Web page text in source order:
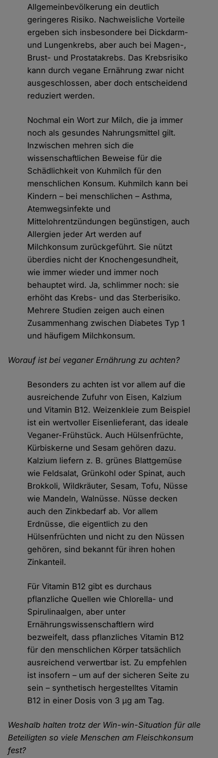
Allgemeinbevölkerung ein deutlich
geringeres Risiko. Nachweisliche Vorteile
ergeben sich insbesondere bei Dickdarm-
und Lungenkrebs, aber auch bei Magen-,
Brust- und Prostatakrebs. Das Krebsrisiko
kann durch vegane Ernährung zwar nicht
ausgeschlossen, aber doch entscheidend
reduziert werden.
Nochmal ein Wort zur Milch, die ja immer
noch als gesundes Nahrungsmittel gilt.
Inzwischen mehren sich die
wissenschaftlichen Beweise für die
Schädlichkeit von Kuhmilch für den
menschlichen Konsum. Kuhmilch kann bei
Kindern – bei menschlichen – Asthma,
Atemwegsinfekte und
Mittelohrentzündungen begünstigen, auch
Allergien jeder Art werden auf
Milchkonsum zurückgeführt. Sie nützt
überdies nicht der Knochengesundheit,
wie immer wieder und immer noch
behauptet wird. Ja, schlimmer noch: sie
erhöht das Krebs- und das Sterberisiko.
Mehrere Studien zeigen auch einen
Zusammenhang zwischen Diabetes Typ 1
und häufigem Milchkonsum.
Worauf ist bei veganer Ernährung zu achten?
Besonders zu achten ist vor allem auf die
ausreichende Zufuhr von Eisen, Kalzium
und Vitamin B12. Weizenkleie zum Beispiel
ist ein wertvoller Eisenlieferant, das ideale
Veganer-Frühstück. Auch Hülsenfrüchte,
Kürbiskerne und Sesam gehören dazu.
Kalzium liefern z. B. grünes Blattgemüse
wie Feldsalat, Grünkohl oder Spinat, auch
Brokkoli, Wildkräuter, Sesam, Tofu, Nüsse
wie Mandeln, Walnüsse. Nüsse decken
auch den Zinkbedarf ab. Vor allem
Erdnüsse, die eigentlich zu den
Hülsenfrüchten und nicht zu den Nüssen
gehören, sind bekannt für ihren hohen
Zinkanteil.
Für Vitamin B12 gibt es durchaus
pflanzliche Quellen wie Chlorella- und
Spirulinaalgen, aber unter
Ernährungswissenschaftlern wird
bezweifelt, dass pflanzliches Vitamin B12
für den menschlichen Körper tatsächlich
ausreichend verwertbar ist. Zu empfehlen
ist insofern – um auf der sicheren Seite zu
sein – synthetisch hergestelltes Vitamin
B12 in einer Dosis von 3 µg am Tag.
Weshalb halten trotz der Win-win-Situation für alle
Beteiligten so viele Menschen am Fleischkonsum
fest?